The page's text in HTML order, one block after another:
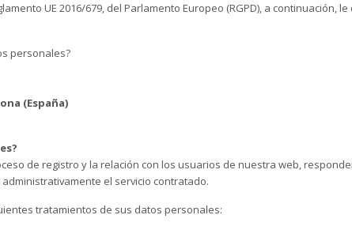
UE 2016/679, del Parlamento Europeo (RGPD), a continuación,
personales?
(España)
de registro y la relación con los usuarios de nuestra web,
el servicio contratado.
tratamientos de sus datos personales: